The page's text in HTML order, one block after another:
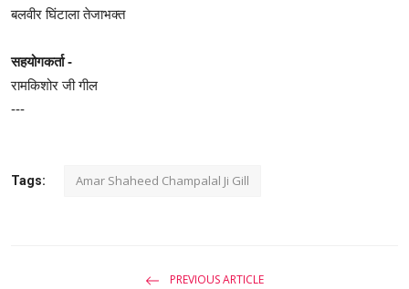
बलवीर घिंटाला तेजाभक्त
सहयोगकर्ता-
रामकिशोर जी गील
---
Tags: Amar Shaheed Champalal Ji Gill
PREVIOUS ARTICLE